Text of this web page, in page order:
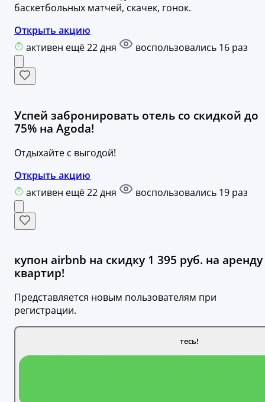
баскетбольных матчей, скачек, гонок.
Открыть акцию
активен ещё 22 дня
воспользовались 16 раз
Успей забронировать отель со скидкой до
75% на Agoda!
Отдыхайте с выгодой!
Открыть акцию
активен ещё 22 дня
воспользовались 19 раз
купон airbnb на скидку 1 395 руб. на аренду
квартир!
Представляется новым пользователям при
регистрации.
тесь!